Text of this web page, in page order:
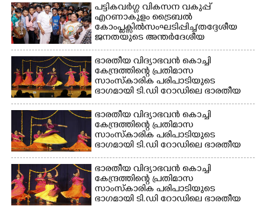
പട്ടികവർഗ്ഗ വികസന വകുപ്പ്
എറണാകുളം ട്രൈബൽ
കോംപ്ലക്സിൽ സംഘടിപ്പിച്ച "തദ്ദേശീയ
ജനതയുടെ അന്തർദേശീയ
ദിനാചരണ"ത്തിന്റെ സംസ്ഥാനതല
ഉദ്ഘാടനത്തിന് ശേഷം മുഖ്യമന്ത്രി വി.ഡി.
സതീശൻ കുട്ടികളോടൊപ്പം ഫോട്ടോയ്ക്ക്
ഭാരതീയ വിദ്യാഭവൻ കൊച്ചി
കേന്ദ്രത്തിന്റെ പ്രതിമാസ
സാംസ്കാരിക പരിപാടിയുടെ
ഭാഗമായി ടി.ഡി റോഡിലെ ഭാരതീയ
വിദ്യാഭവൻ സർദാർ പട്ടേൽ
സഭാഗൃഹത്തിൽ എം. അക്ഷതയുടെ
നേതൃത്വത്തിൽ അവതരിപ്പിച്ച ലയ
നമൻ കഥക് നൃത്തത്തിൽ നിന്ന്
ഭാരതീയ വിദ്യാഭവൻ കൊച്ചി
കേന്ദ്രത്തിന്റെ പ്രതിമാസ
സാംസ്കാരിക പരിപാടിയുടെ
ഭാഗമായി ടി.ഡി റോഡിലെ ഭാരതീയ
വിദ്യാഭവൻ സർദാർ പട്ടേൽ
സഭാഗൃഹത്തിൽ എം. അക്ഷതയുടെ
നേതൃത്വത്തിൽ അവതരിപ്പിച്ച ലയ
നമൻ കഥക് നൃത്തത്തിൽ നിന്ന്
ഭാരതീയ വിദ്യാഭവൻ കൊച്ചി
കേന്ദ്രത്തിന്റെ പ്രതിമാസ
സാംസ്കാരിക പരിപാടിയുടെ
ഭാഗമായി ടി.ഡി റോഡിലെ ഭാരതീയ